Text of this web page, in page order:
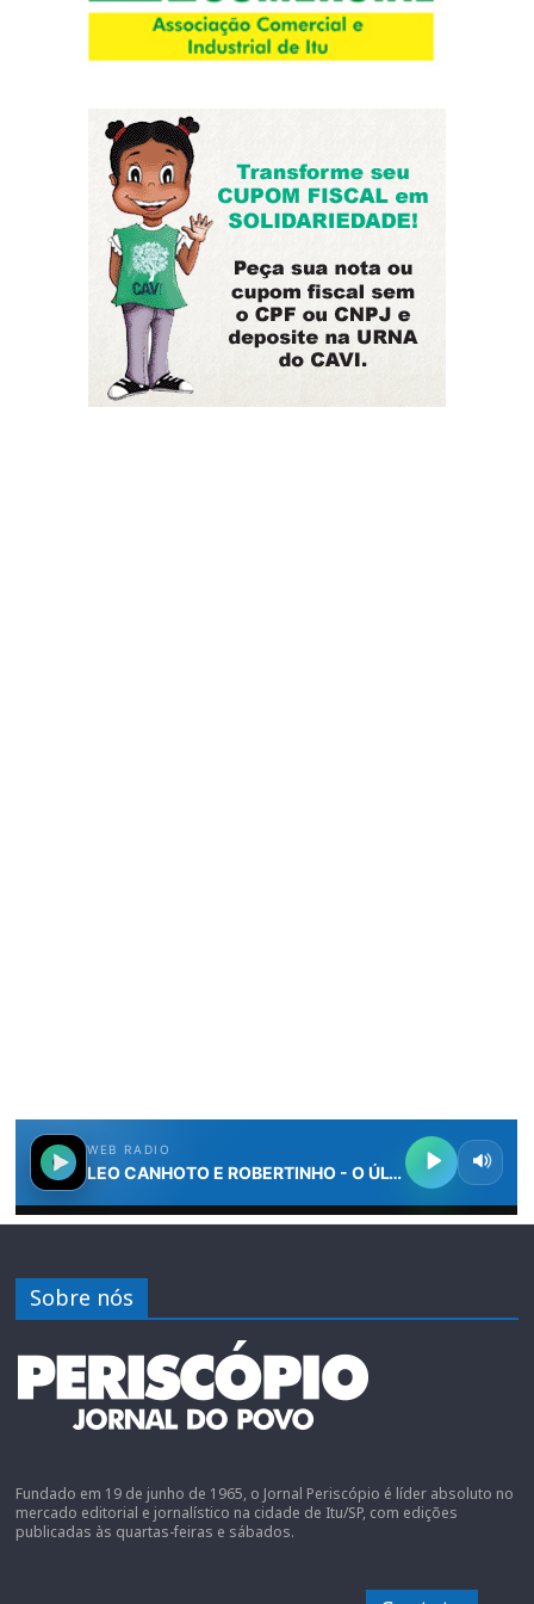
Sobre nós
Fundado em 19 de junho de 1965, o Jornal Periscópio é líder absoluto no
mercado editorial e jornalístico na cidade de Itu/SP, com edições
publicadas às quartas-feiras e sábados.